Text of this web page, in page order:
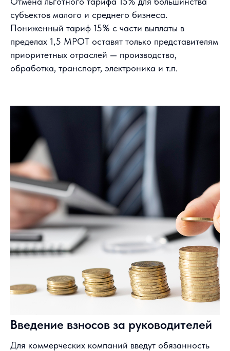
субъектов малого и среднего бизнеса.
Пониженный тариф 15% с части выплаты в
пределах 1,5 МРОТ оставят только представителям
приоритетных отраслей — производство,
обработка, транспорт, электроника и т.п.
Введение взносов за руководителей
Для коммерческих компаний введут обязанность